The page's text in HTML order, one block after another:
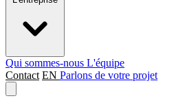
Qui sommes-nous L'équipe
Contact EN Parlons de votre projet